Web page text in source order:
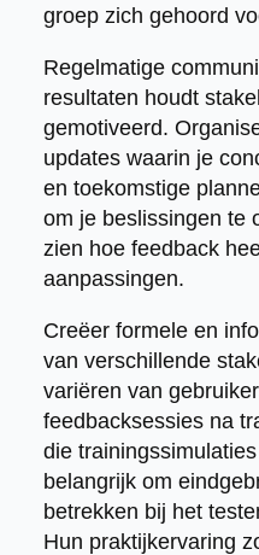
groep zich gehoord
Regelmatige
resultaten houdt
gemotiveerd.
updates waarin je
en toekomstige
om je beslissingen te
zien hoe feedback
aanpassingen.
Creëer formele en
van verschillende
variëren van
feedbacksessies na
die
belangrijk om
betrekken bij het
Hun praktijkervaring